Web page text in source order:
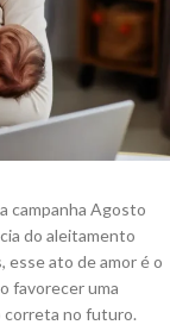
campanha Agosto
do aleitamento
esse ato de amor é o
favorecer uma
correta no futuro.